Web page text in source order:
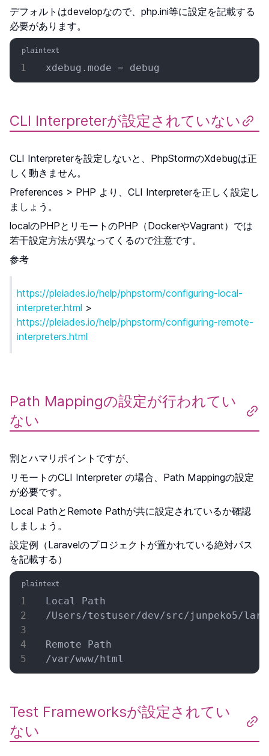
デフォルトはdevelopなので、php.ini等に設定を記載する
必要があります。
xdebug.mode = debug
CLI Interpreterが設定されていない
CLI Interpreterを設定しないと、PhpStormのXdebugは正
しく動きません。
Preferences > PHP より、CLI Interpreterを正しく設定し
ましょう。
localのPHPとリモートのPHP（DockerやVagrant）では
若干設定方法が異なってくるので注意です。
参考
https://pleiades.io/help/phpstorm/configuring-local-
interpreter.html >
https://pleiades.io/help/phpstorm/configuring-remote-
interpreters.html
Path Mappingの設定が行われてい
ない
割とハマリポイントですが、
リモートのCLI Interpreter の場合、Path Mappingの設定
が必要です。
Local PathとRemote Pathが共に設定されているか確認
しましょう。
設定例（Laravelのプロジェクトが置かれている絶対パス
を記載する）
Local Path
/Users/testuser/dev/src/junpeko5/
Remote Path
/var/www/html
Test Frameworksが設定されてい
ない